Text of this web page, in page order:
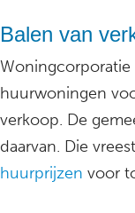
Balen van
huurwoningen
verkoop. De
daarvan. Die
huurprijzen voor